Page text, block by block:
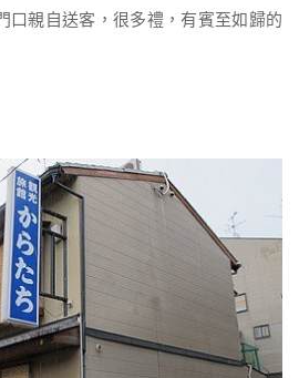
親自送客，很多禮，有賓至如歸的